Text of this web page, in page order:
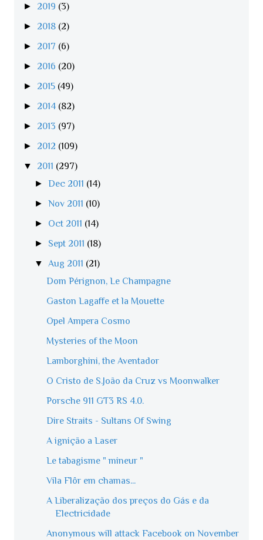
► 2019 (3)
► 2018 (2)
► 2017 (6)
► 2016 (20)
► 2015 (49)
► 2014 (82)
► 2013 (97)
► 2012 (109)
▼ 2011 (297)
►Dec 2011 (14)
►Nov 2011 (10)
► Oct 2011 (14)
► Sept 2011 (18)
▼ Aug 2011 (21)
Dom Pérignon, Le Champagne
Gaston Lagaffe et la Mouette
Opel Ampera Cosmo
Mysteries of the Moon
Lamborghini, the Aventador
O Cristo de S.João da Cruz vs Moonwalker
Porsche 911 GT3 RS 4.0.
Dire Straits - Sultans Of Swing
A ignição a Laser
Le tabagisme " mineur "
Vila Flôr em chamas...
A Liberalização dos preços do Gás e da
Electricidade
Anonymous will attack Facebook on November